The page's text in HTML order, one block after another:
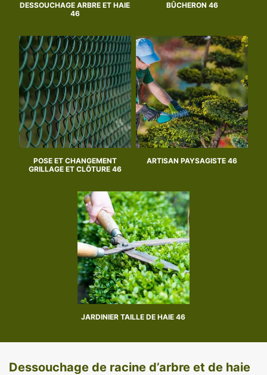
DESSOUCHAGE ARBRE ET HAIE
46
BÛCHERON 46
POSE ET CHANGEMENT
GRILLAGE ET CLÔTURE 46
ARTISAN PAYSAGISTE 46
JARDINIER TAILLE DE HAIE 46
Dessouchage de racine d’arbre et de haie